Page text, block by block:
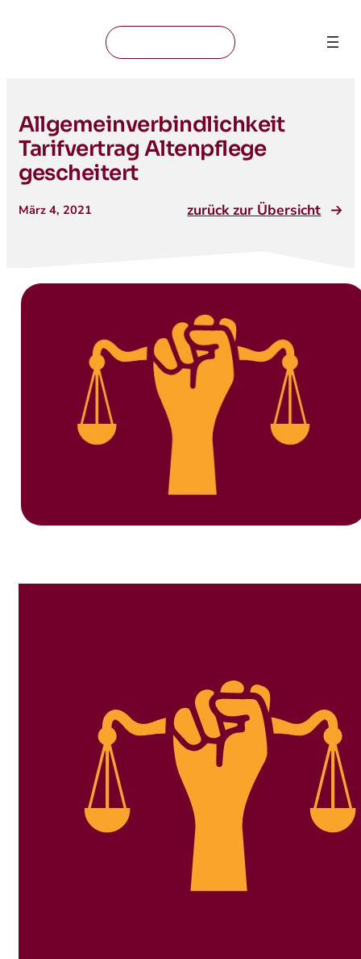
Allgemeinverbindlichkeit
Tarifvertrag Altenpflege
gescheitert
März 4, 2021 zurück zur Übersicht